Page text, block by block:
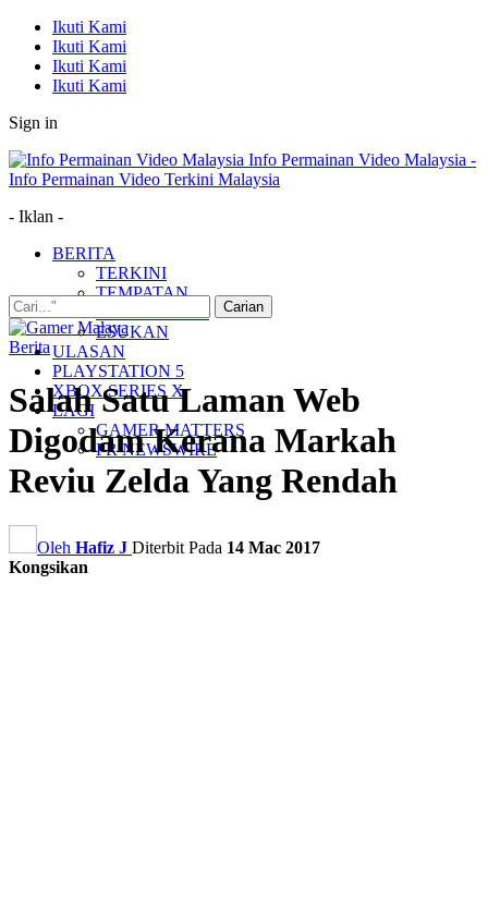
Ikuti Kami
Ikuti Kami
Ikuti Kami
Ikuti Kami
Sign in
Info Permainan Video Malaysia -
Info Permainan Video Terkini Malaysia
- Iklan -
BERITA
TERKINI
TEMPATAN
ESUKAN
ULASAN
PLAYSTATION 5
XBOX SERIES X
LAGI
GAMER MATTERS
PR NEWSWIRE
Berita
Salah Satu Laman Web
Digodam Kerana Markah
Reviu Zelda Yang Rendah
Oleh Hafiz J Diterbit Pada 14 Mac 2017
Kongsikan